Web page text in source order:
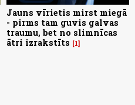
Jauns vīrietis mirst miegā
- pirms tam guvis galvas
traumu, bet no slimnīcas
ātri izrakstīts
1